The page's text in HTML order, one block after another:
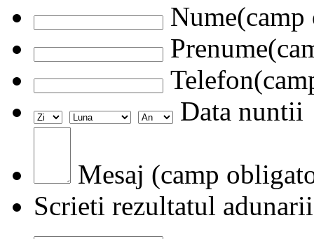
Data nuntii
Mesaj (camp
Scrieti rezultatul adunarii